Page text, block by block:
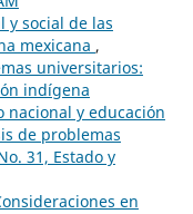
y social de las
mexicana ,
universitarios:
indígena
nacional y educación
de problemas
31, Estado y
en